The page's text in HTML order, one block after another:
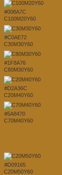
#008A7C
C100M20Y60
#C0AE72
C30M30Y60
#1F8A76
C80M30Y60
#D2A36C
C20M40Y60
#5A8470
C70M40Y60
#D09165
C20M50Y60